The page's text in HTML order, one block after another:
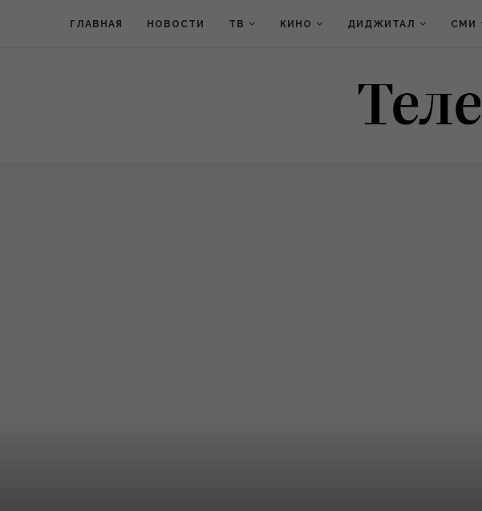
ГЛАВНАЯ НОВОСТИ ТВ КИНО ДИДЖИТАЛ СМИ